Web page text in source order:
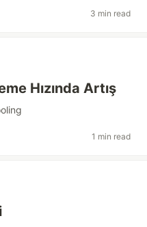
3 min read
Hızında Artış
1 min read